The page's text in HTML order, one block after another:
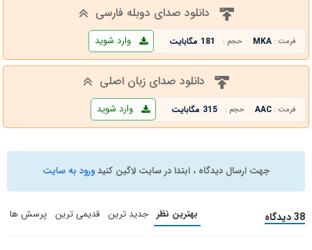
دانلود صدای دوبله فارسی
فرمت : MKA حجم : 181 مگابایت وارد شوید
دانلود صدای زبان اصلی
فرمت : AAC حجم : 315 مگابایت وارد شوید
جهت ارسال دیدگاه ، ابتدا در سایت لاگین کنیدورود به سایت
38 دیدگاه بهترین نظر جدید ترین قدیمی ترین پرسش ها